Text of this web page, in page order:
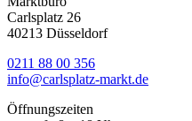
Carlsplatz 26
40213 Düsseldorf
0211 88 00 356
info@carlsplatz-markt.de
Öffnungszeiten